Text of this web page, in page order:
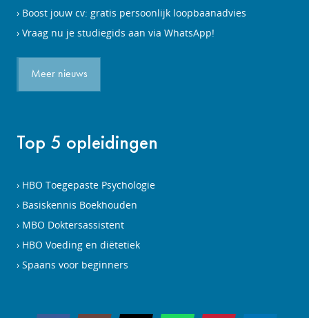
Boost jouw cv: gratis persoonlijk loopbaanadvies
Vraag nu je studiegids aan via WhatsApp!
Meer nieuws
Top 5 opleidingen
HBO Toegepaste Psychologie
Basiskennis Boekhouden
MBO Doktersassistent
HBO Voeding en diëtetiek
Spaans voor beginners